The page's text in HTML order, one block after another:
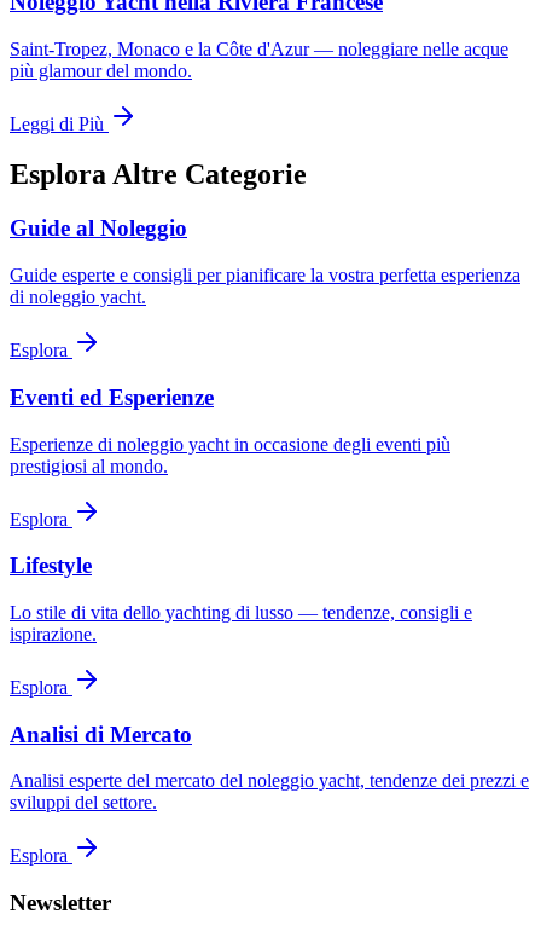
Saint-Tropez, Monaco e la Côte d'Azur — noleggiare nelle acque
più glamour del mondo.
Leggi di Più
Esplora Altre Categorie
Guide al Noleggio
Guide esperte e consigli per pianificare la vostra perfetta esperienza
di noleggio yacht.
Esplora
Eventi ed Esperienze
Esperienze di noleggio yacht in occasione degli eventi più
prestigiosi al mondo.
Esplora
Lifestyle
Lo stile di vita dello yachting di lusso — tendenze, consigli e
ispirazione.
Esplora
Analisi di Mercato
Analisi esperte del mercato del noleggio yacht, tendenze dei prezzi e
sviluppi del settore.
Esplora
Newsletter